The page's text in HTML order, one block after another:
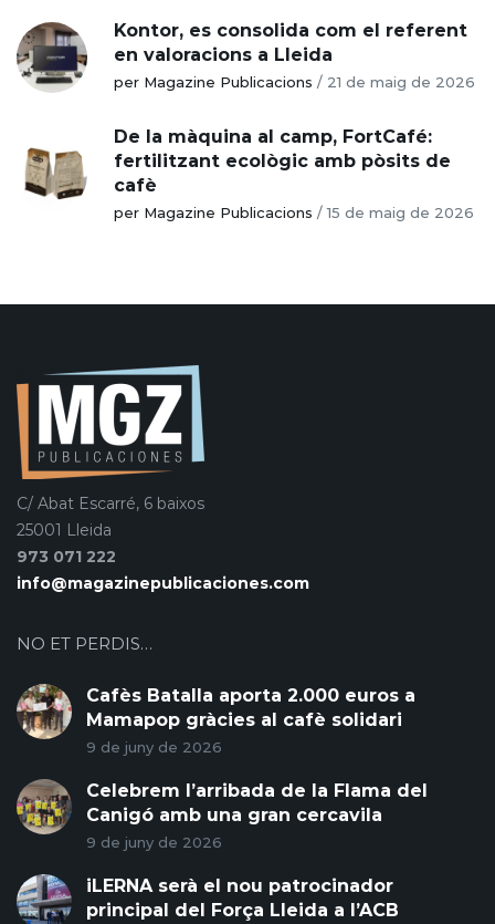
Kontor, es consolida com el referent
en valoracions a Lleida
per Magazine Publicacions / 21 de maig de 2026
De la màquina al camp, FortCafé:
fertilitzant ecològic amb pòsits de
cafè
per Magazine Publicacions /15 de maig de 2026
C/ Abat Escarré, 6 baixos
25001 Lleida
973 071 222
info@magazinepublicaciones.com
NO ET PERDIS…
Cafès Batalla aporta 2.000 euros a
Mamapop gràcies al cafè solidari
9 de juny de 2026
Celebrem l’arribada de la Flama del
Canigó amb una gran cercavila
9 de juny de 2026
iLERNA serà el nou patrocinador
principal del Força Lleida a l’ACB